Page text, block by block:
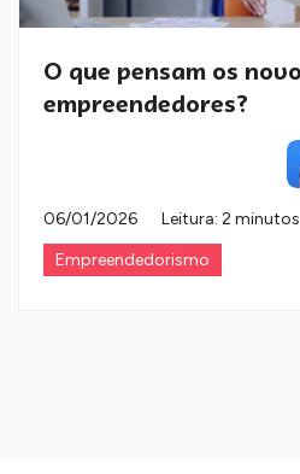
O que pensam os
empreendedores?
06/01/2026
Leitura: 2 minutos
Empreendedorismo